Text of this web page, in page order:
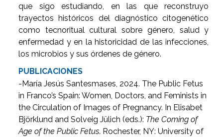
que sigo estudiando, en las que reconstruyo
trayectos históricos del diagnóstico citogenético
como tecnoritual cultural sobre género, salud y
enfermedad y en la historicidad de las infecciones,
los microbios y sus órdenes de género.
PUBLICACIONES
-María Jesús Santesmases, 2024. The Public Fetus
in Franco’s Spain: Women, Doctors, and Feminists in
the Circulation of Images of Pregnancy. In Elisabet
Björklund and Solveig Jülich (eds.): The Coming of
Age of the Public Fetus. Rochester, NY: University of